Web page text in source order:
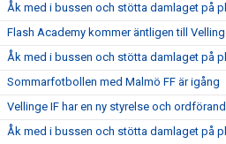
Åk med i bussen och stötta damlaget på
Flash Academy kommer äntligen till
Åk med i bussen och stötta damlaget på
Sommarfotbollen med Malmö FF är igång
Vellinge IF har en ny styrelse och
Åk med i bussen och stötta damlaget på